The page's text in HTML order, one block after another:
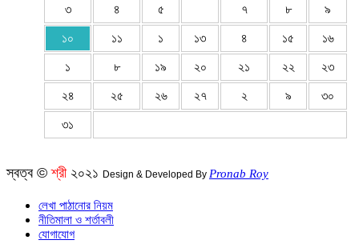
৩ ৪ ৫ ৭ ৮ ৯
১০ ১১ ১ ১৩ ৪ ১৫ ১৬
১ ৮ ১৯ ২০ ২১ ২২ ২৩
২৪ ২৫ ২৬ ২৭ ২ ৯ ৩০
৩১
স্বত্ব ©শ্রী ২০২১ Design & Developed By Pronab Roy
লেখা পাঠানোর নিয়ম
নীতিমালা ও শর্তাবলী
যোগাযোগ